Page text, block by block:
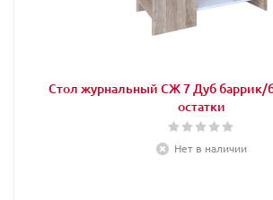
Стол журнальный СЖ 7 Дуб баррик/
остатки
Нет в наличии